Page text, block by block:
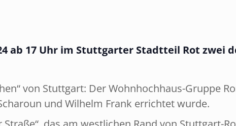
ab 17 Uhr im Stuttgarter Stadtteil Rot zwei
von Stuttgart: Der Wohnhochhaus-Gruppe
und Wilhelm Frank errichtet wurde.